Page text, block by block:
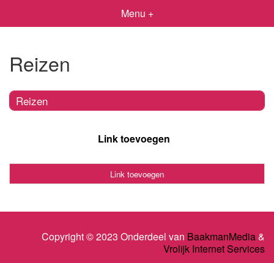
Menu +
Reizen
Reizen
Link toevoegen
Link toevoegen
Copyright © 2023 Onderdeel van BaakmanMedia&
Vrolijk Internet Services